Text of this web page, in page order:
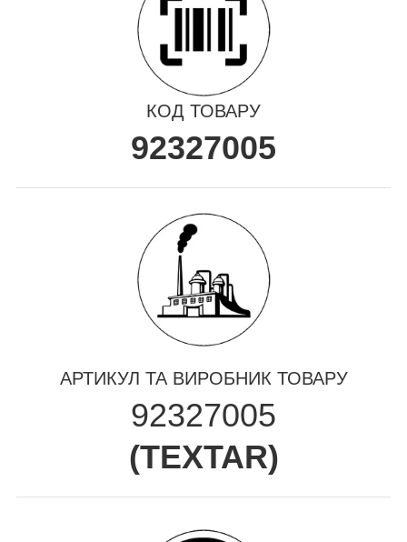
КОД ТОВАРУ
92327005
АРТИКУЛ ТА ВИРОБНИК ТОВАРУ
92327005
(TEXTAR)